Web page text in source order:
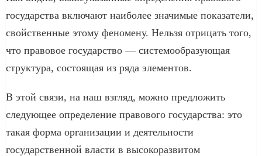
государства включают наиболее значимые показатели,
свойственные этому феномену. Нельзя отрицать того,
что правовое государство — системообразующая
структура, состоящая из ряда элементов.
В этой связи, на наш взгляд, можно предложить
следующее определение правового государства: это
такая форма организации и деятельности
государственной власти в высокоразвитом